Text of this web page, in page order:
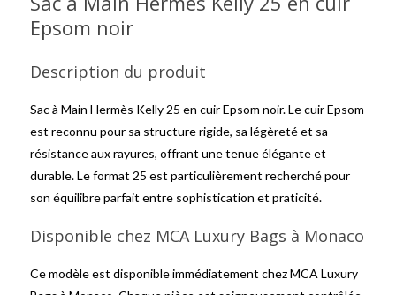
Epsom noir
Description du produit
Sac à Main Hermès Kelly 25 en cuir Epsom noir. Le cuir Epsom
est reconnu pour sa structure rigide, sa légèreté et sa
résistance aux rayures, offrant une tenue élégante et
durable. Le format 25 est particulièrement recherché pour
son équilibre parfait entre sophistication et praticité.
Disponible chez MCA Luxury Bags à Monaco
Ce modèle est disponible immédiatement chez MCA Luxury